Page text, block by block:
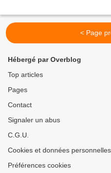
< Page
Hébergé par Overblog
Top articles
Pages
Contact
Signaler un abus
C.G.U.
Cookies et données personnelles
Préférences cookies